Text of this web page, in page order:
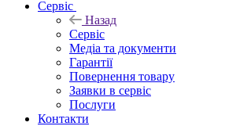
Сервіс
Назад
Сервіс
Медіа та документи
Гарантії
Повернення товару
Заявки в сервіс
Послуги
Контакти